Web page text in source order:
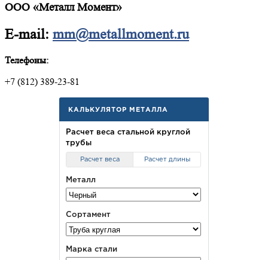
ООО «Металл Момент»
E-mail: mm@metallmoment.ru
Телефоны:
+7 (812) 389-23-81